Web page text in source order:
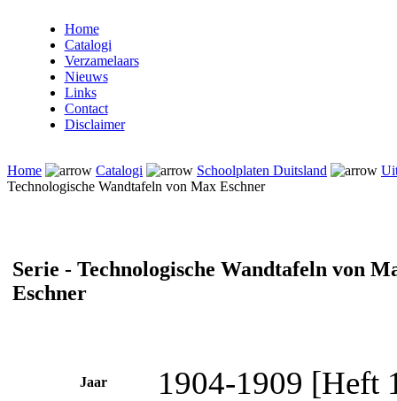
Home
Catalogi
Verzamelaars
Nieuws
Links
Contact
Disclaimer
Home Catalogi Schoolplaten Duitsland
Technologische Wandtafeln von Max Eschner
Serie - Technologische Wandtafeln von
Eschner
Jaar 1904-1909 [Heft